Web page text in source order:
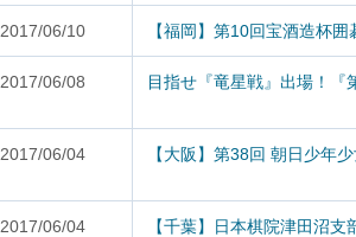
2017/06/10 【福岡】第10回宝酒造杯
2017/06/08 目指せ『竜星戦』出場！『
2017/06/04 【大阪】第38回 朝日少年
2017/06/04
【千葉】日本棋院津田沼